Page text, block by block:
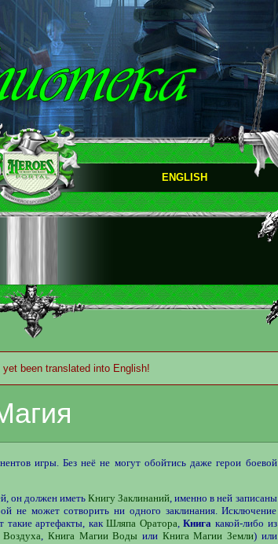
ENGLISH
been translated into English!
игры. Без неё не могут обойтись даже герои боевой
он должен иметьКнигу Заклинаний, именно в ней записаны
не может сотворить ни одного заклинания. Исключение
такие артефакты, какШляпа Оратора,Книга какой-либо из
, Книга Магии Воды или Книга Магии Земли) или